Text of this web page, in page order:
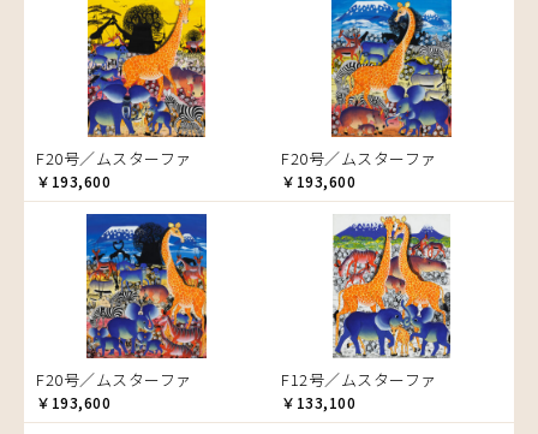
カエル
かくれんぼ
家族-親子
カシューナッツの木
カップル
カバ
カメ
カメレオン
木
キリン
キリマンジャロ
孔雀
サイ
魚の群れ
アバス
アブー
アブダラ
アマニ
アミナータ
アリー
アルバー
イッサ
イディー
エミリアス
エレナ
オマリー
サンデイビッタ
シャハ
シャバーニ
ジャリブーニ
スフィアー二
ズベリ
スライディ（スライドゥ）
ゼナ
セフ
ドサ
ブッシーリ
マトゥカ
マジドゥ
マブサ
マリキータ
マルチナ
マワゾ
マングラ
ミムス
ムクラ
ムクンバ
ムスターファ
ムチサ
ムッサ
ムブカ
ヤッスィーニ（ヤッスィン）
ヤフィドゥ
ラシッド.ムズグノ
ラシディ
ルーカス
ルブニ
レイモンド
ロジャー
F20号／ムスターファ
￥193,600
F20号／ムスターファ
￥193,600
F20号／ムスターファ
￥193,600
F12号／ムスターファ
￥133,100